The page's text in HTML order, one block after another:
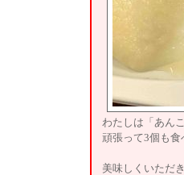
わたしは「あん
頑張って3個も
美味しくいただ